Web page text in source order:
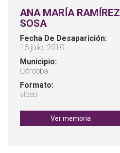
ANA MARÍA RAMÍREZ
SOSA
Fecha De Desaparición:
16 julio, 2018
Municipio:
Córdoba
Formato:
video
Ver memoria